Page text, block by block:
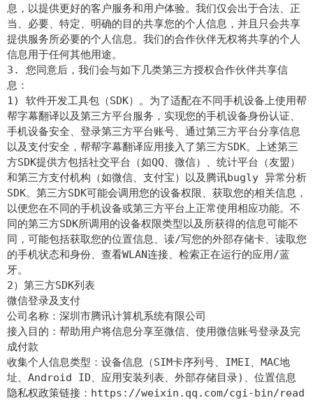
息，以提供更好的客户服务和用户体验。我们仅会出于合法、正
当、必要、特定、明确的目的共享您的个人信息，并且只会共享
提供服务所必要的个人信息。我们的合作伙伴无权将共享的个人
信息用于任何其他用途。
3. 您同意后，我们会与如下几类第三方授权合作伙伴共享信
息：
1) 软件开发工具包（SDK）。为了适配在不同手机设备上使用帮
帮字幕翻译以及第三方平台服务，实现您的手机设备身份认证、
手机设备安全、登录第三方平台账号、通过第三方平台分享信息
以及支付安全，帮帮字幕翻译应用接入了第三方SDK。上述第三
方SDK提供方包括社交平台（如QQ、微信）、统计平台（友盟）
和第三方支付机构（如微信、支付宝）以及腾讯bugly 异常分析
SDK。第三方SDK可能会调用您的设备权限、获取您的相关信息，
以便您在不同的手机设备或第三方平台上正常使用相应功能。不
同的第三方SDK所调用的设备权限类型以及所获得的信息可能不
同，可能包括获取您的位置信息、读/写您的外部存储卡、读取您
的手机状态和身份、查看WLAN连接、检索正在运行的应用/蓝
牙。
2）第三方SDK列表
微信登录及支付
公司名称：深圳市腾讯计算机系统有限公司
接入目的：帮助用户将信息分享至微信、使用微信账号登录及完
成付款
收集个人信息类型：设备信息（SIM卡序列号、IMEI、MAC地
址、Android ID、应用安装列表、外部存储目录)、位置信息
隐私权政策链接：https://weixin.qq.com/cgi-bin/read